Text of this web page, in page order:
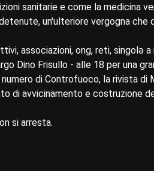
sanitarie e come la medicina
un'ulteriore vergogna che
associazioni, ong, reti, singolə
Dino Frisullo - alle 18 per una
di Controfuoco, la rivista
di avvicinamento e costruzione
si arresta.